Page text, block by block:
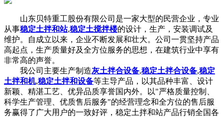
山东贝特重工股份有限公司是一家大型的民营企业，专业
从事稳定土拌和站,稳定土搅拌楼的设计，生产，安装调试及
维护。自成立以来，企业不断发展和壮大。公司一贯坚持产品
高起点，生产质量好及全方位服务的思想，在建筑行业中享有
非常高的声誉。
我公司主要生产制造灰土拌合设备,稳定土拌合设备,稳定
土拌和机,稳定土拌和设备等主导产品，以其品种丰富、设计
新颖、精湛工艺、优异品质享誉国内外。以"严格质量控制、
科学生产管理、优质售后服务"的经营理念和全方位的售后服
务赢得了广大用户的一致好评，稳定土拌和站产品行销全国各